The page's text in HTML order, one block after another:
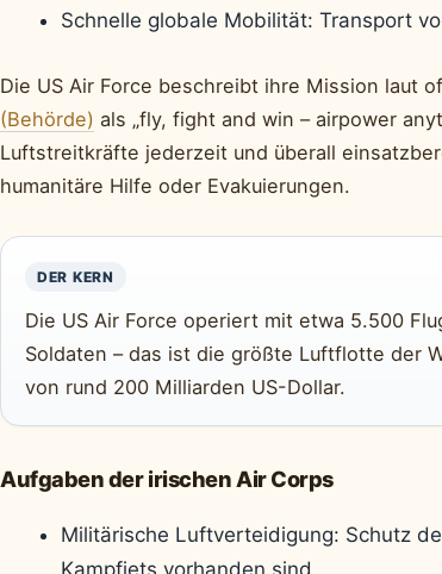
Schnelle globale Mobilität: Transport
Die US Air Force beschreibt ihre Mission laut
(Behörde) als „fly, fight and win – airpower
Luftstreitkräfte jederzeit und überall
humanitäre Hilfe oder Evakuierungen.
DER KERN
Die US Air Force operiert mit etwa 5.500
Soldaten – das ist die größte Luftflotte der
von rund 200 Milliarden US-Dollar.
Aufgaben der irischen Air Corps
Militärische Luftverteidigung: Schutz
Kampfjets vorhanden sind.